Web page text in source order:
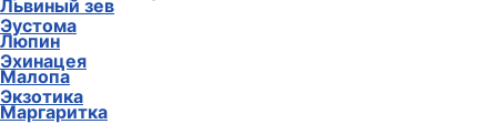
Эустома
Эхинацея
Экзотика
Львиный зев
Люпин
Малопа
Маргаритка